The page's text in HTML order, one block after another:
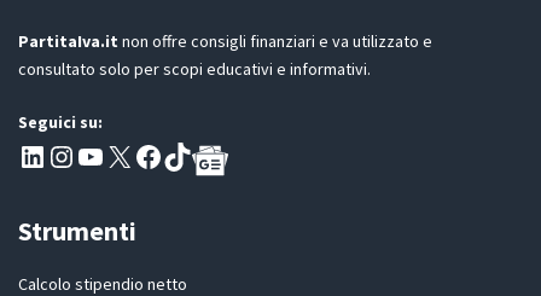
PartitaIva.it non offre consigli finanziari e va utilizzato e
consultato solo per scopi educativi e informativi.
Seguici su:
Pagina LinkedIn PartitaIva
Instagram
Canale YouTube Evoluzione - Partitaiva.it
X Segui PartitaIva su Facebook
TikTok
Strumenti
Calcolo stipendio netto